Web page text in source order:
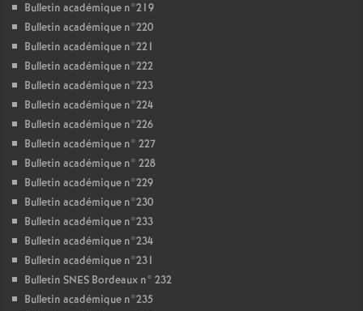
Bulletin académique n°219
Bulletin académique n°220
Bulletin académique n°221
Bulletin académique n°222
Bulletin académique n°223
Bulletin académique n°224
Bulletin académique n°226
Bulletin académique n° 227
Bulletin académique n° 228
Bulletin académique n°229
Bulletin académique n°230
Bulletin académique n°233
Bulletin académique n°234
Bulletin académique n°231
Bulletin SNES Bordeaux n° 232
Bulletin académique n°235